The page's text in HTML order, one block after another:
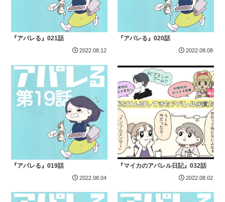
『アパレる』021話
2022.08.12
『アパレる』020話
2022.08.08
『アパレる』019話
2022.08.04
『マイカのアパレル日記』032話
2022.08.02